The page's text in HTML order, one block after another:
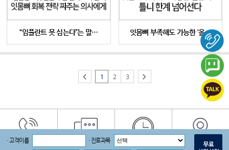
“임플란트 못 심는다”는 말… 잇몸뼈 부족해도 가능한 ‘올…
< 1 2 3 >
전화연결 온라인상담 진료시간 오시는 길
· 고객이름 · 진료과목